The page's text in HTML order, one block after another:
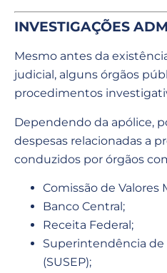
INVESTIGAÇÕES
Mesmo antes da
judicial, alguns órgãos
procedimentos
Dependendo da apólice,
despesas relacionadas a
conduzidos por órgãos
Comissão de Valores
Banco Central;
Receita Federal;
Superintendência de
(SUSEP);